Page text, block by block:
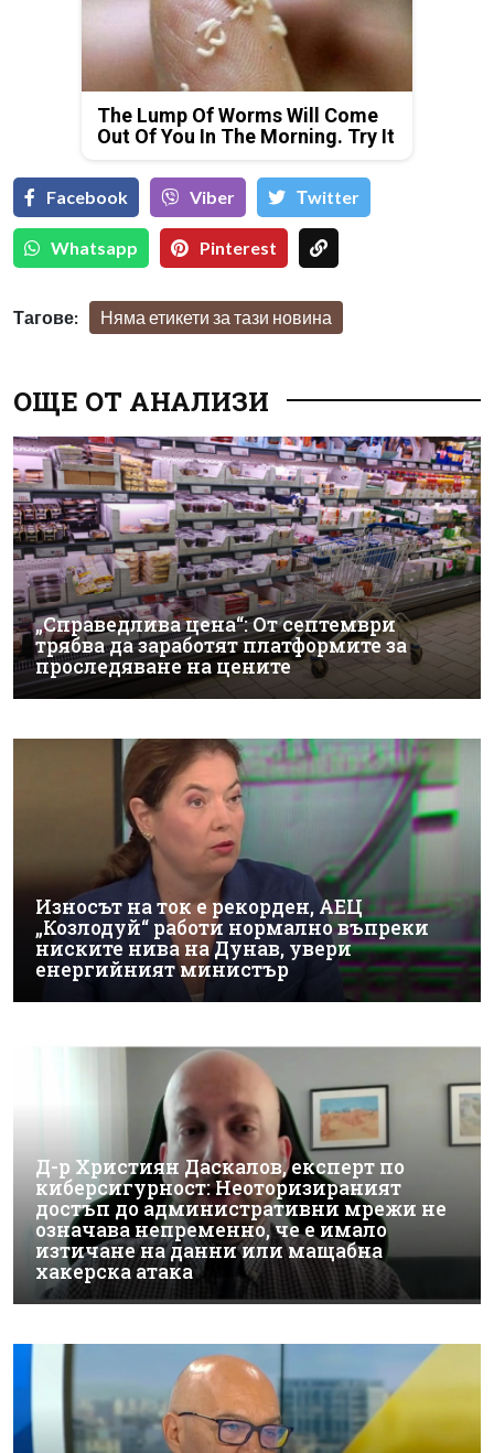
The Lump Of Worms Will Come
Out Of You In The Morning. Try It
Facebook Viber Тwitter
Whatsapp Pinterest
Тагове: Няма етикети за тази новина
ОЩЕ ОТ АНАЛИЗИ
„Справедлива цена“: От септември
трябва да заработят платформите за
проследяване на цените
Износът на ток е рекорден, АЕЦ
„Козлодуй“ работи нормално въпреки
ниските нива на Дунав, увери
енергийният министър
Д-р Християн Даскалов, експерт по
киберсигурност: Неоторизираният
достъп до административни мрежи не
означава непременно, че е имало
изтичане на данни или мащабна
хакерска атака